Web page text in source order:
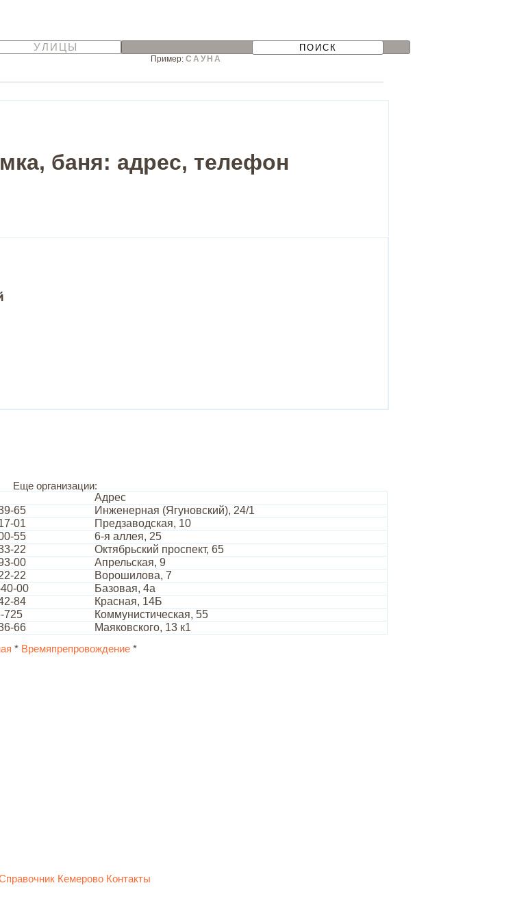
УЛИЦЫ
Пример: САУНА
баня: адрес, телефон
Еще организации:
Адрес
65
Инженерная (Ягуновский), 24/1
01
Предзаводская, 10
55
6-я аллея, 25
22
Октябрьский проспект, 65
00
Апрельская, 9
22
Ворошилова, 7
00
Базовая, 4а
84
Красная, 14Б
725
Коммунистическая, 55
66 Маяковского, 13 к1
* Времяпрепровождение*
Кемерово Контакты